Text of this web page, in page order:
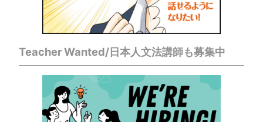
Teacher Wanted/日本人文法講師も募集中